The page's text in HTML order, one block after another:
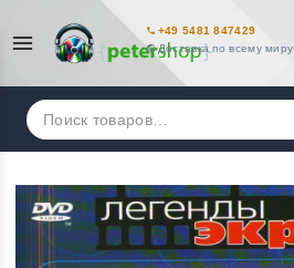
+49 5481 847429
Доставка по всему миру
Искать: